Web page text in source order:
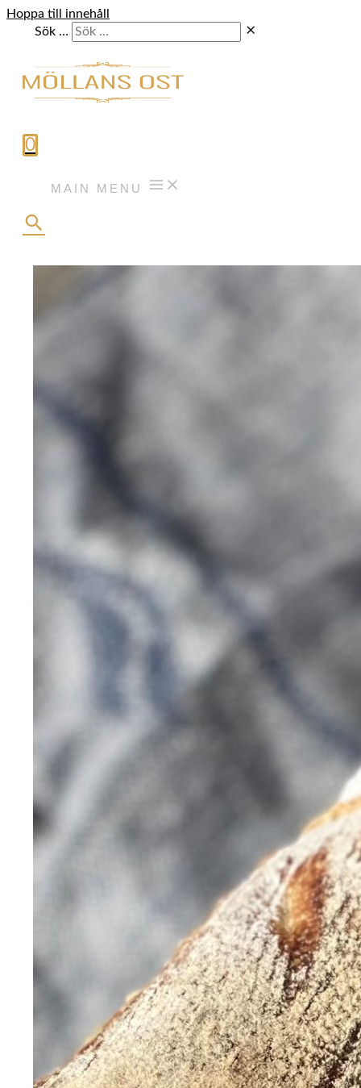
Hoppa till innehåll
Sök …
0
MAIN MENU